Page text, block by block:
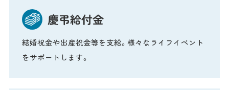
慶弔給付金
結婚祝金や出産祝金等を支給。様々なライフイベント
をサポートします。